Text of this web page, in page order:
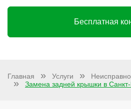
Бесплатная
Главная Услуги
Замена задней крышки в